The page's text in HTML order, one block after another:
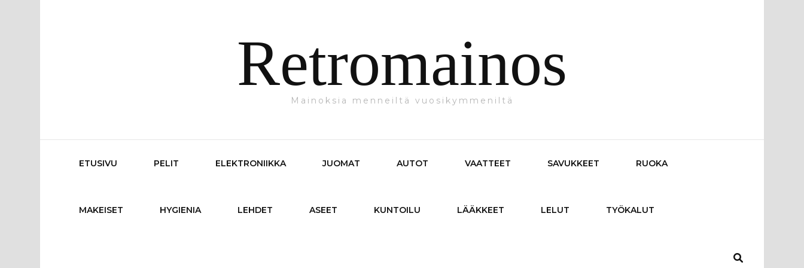
Retromainos
Mainoksia menneiltä vuosikymmeniltä
ETUSIVU PELIT ELEKTRONIIKKA JUOMAT AUTOT VAATTEET SAVUKKEET RUOKA
MAKEISET HYGIENIA LEHDET ASEET KUNTOILU LÄÄKKEET LELUT TYÖKALUT